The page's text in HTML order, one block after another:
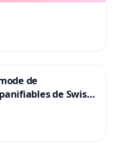
de
de Swiss
protéines